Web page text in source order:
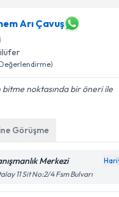
Arı Çavuş
bitme noktasında bir öneri ile
Görüşme
Merkezi
11 Sit No:2/4 Fsm Bulvarı